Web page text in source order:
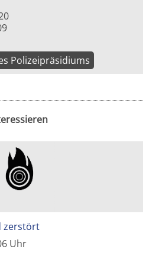
Polizeipräsidiums
zerstört
Uhr